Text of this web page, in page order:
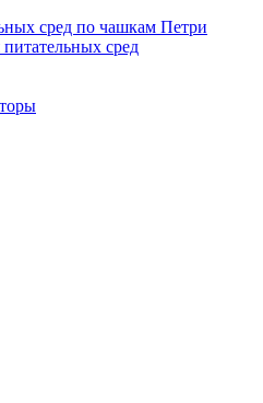
сред по чашкам Петри
сред